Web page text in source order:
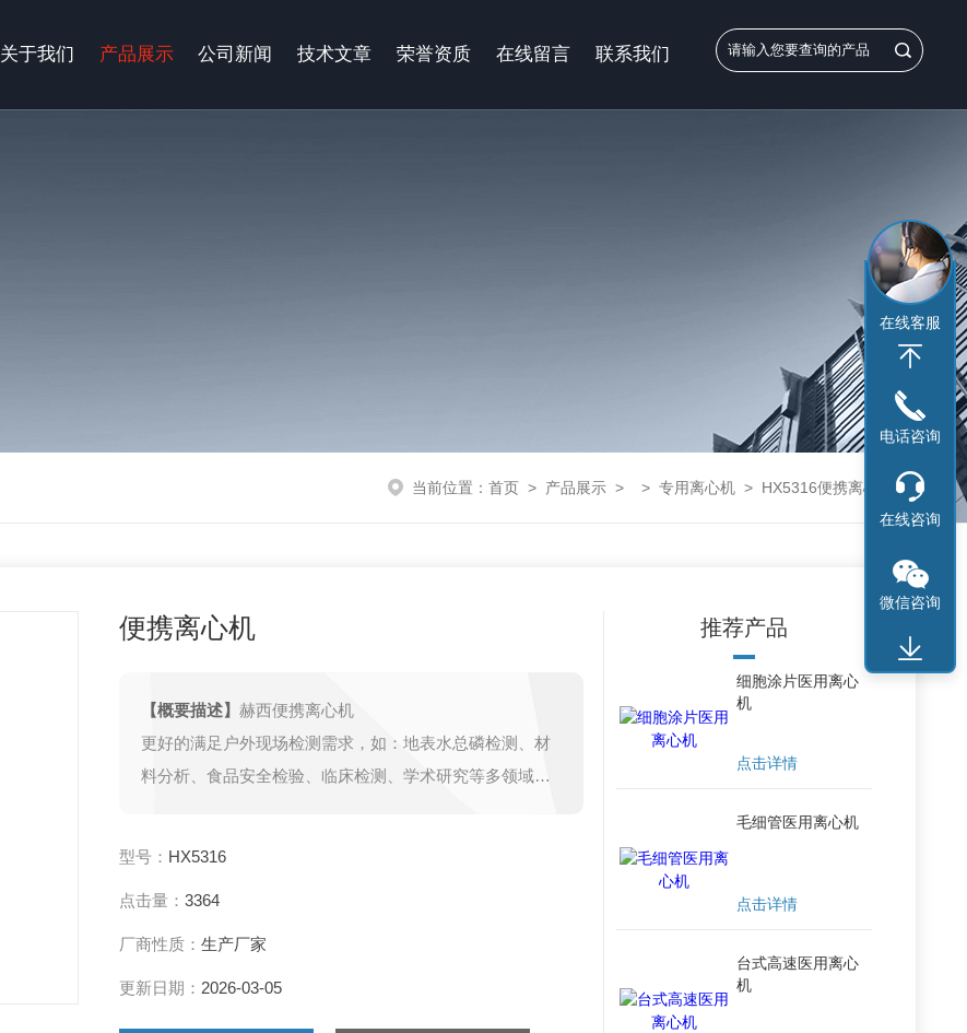
关于我们 产品展示 公司新闻 技术文章 荣誉资质 在线留言 联系我们
当前位置： 首页> 产品展示> > 专用离心机> HX5316便携离心机
便携离心机
【概要描述】 赫西便携离心机
更好的满足户外现场检测需求，如：地表水总磷检测、材
料分析、食品安全检验、临床检测、学术研究等多领域科
型号： HX5316
点击量： 3364
厂商性质： 生产厂家
更新日期： 2026-03-05
推荐产品
细胞涂片医用离心
机
点击详情
毛细管医用离心机
点击详情
台式高速医用离心
机
在线客服
电话咨询
在线咨询
微信咨询